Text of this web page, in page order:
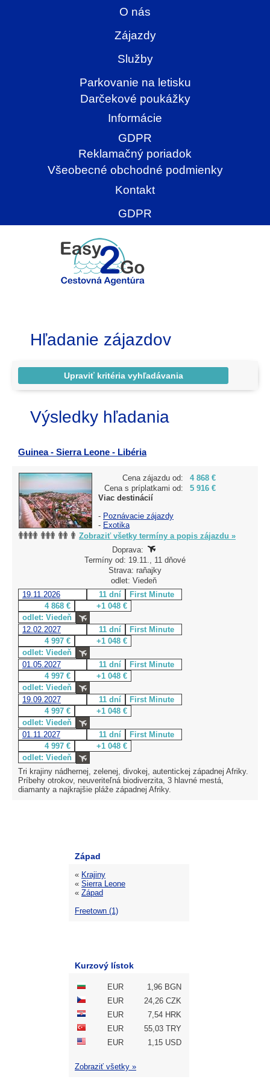
O nás
Zájazdy
Služby
Parkovanie na letisku
Darčekové poukážky
Informácie
GDPR
Reklamačný poriadok
Všeobecné obchodné podmienky
Kontakt
GDPR
Hľadanie zájazdov
Výsledky hľadania
Guinea - Sierra Leone - Libéria
Cena zájazdu od:
4 868 €
Cena s príplatkami od:
5 916 €
Viac destinácií
- Poznávacie zájazdy
- Exotika
Zobraziť všetky termíny a popis zájazdu »
Doprava:
Termíny od: 19.11., 11 dňové
Strava: raňajky
odlet: Viedeň
19.11.2026
11 dní
First Minute
4 868 €
+1 048 €
odlet: Viedeň
12.02.2027
11 dní
First Minute
4 997 €
+1 048 €
odlet: Viedeň
01.05.2027
11 dní
First Minute
4 997 €
+1 048 €
odlet: Viedeň
19.09.2027
11 dní
First Minute
4 997 €
+1 048 €
odlet: Viedeň
01.11.2027
11 dní
First Minute
4 997 €
+1 048 €
odlet: Viedeň
Tri krajiny nádhernej, zelenej, divokej, autentickej západnej Afriky.
Príbehy otrokov, neuveriteľná biodiverzita, 3 hlavné mestá,
diamanty a najkrajšie pláže západnej Afriky.
Západ
« Krajiny
« Sierra Leone
« Západ
Freetown (1)
Kurzový lístok
EUR
1,96 BGN
EUR
24,26 CZK
EUR
7,54 HRK
EUR
55,03 TRY
EUR
1,15 USD
Zobraziť všetky »